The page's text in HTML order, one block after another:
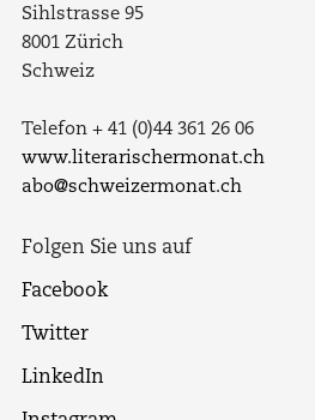
Sihlstrasse 95
8001 Zürich
Schweiz
Telefon + 41 (0)44 361 26 06
www.literarischermonat.ch
abo@schweizermonat.ch
Folgen Sie uns auf
Facebook
Twitter
LinkedIn